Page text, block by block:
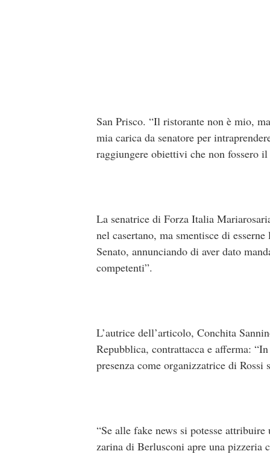
San Prisco. “Il ristorante non è mio,
mia carica da senatore per
raggiungere obiettivi che non fossero
La senatrice di Forza Italia
nel casertano, ma smentisce di
Senato, annunciando di aver dato
competenti”.
L’autrice dell’articolo, Conchita
Repubblica, contrattacca e afferma:
presenza come organizzatrice di Rossi
“Se alle fake news si potesse
zarina di Berlusconi apre una pizzeria